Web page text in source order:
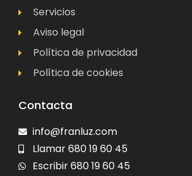
Servicios
Aviso legal
Política de privacidad
Política de cookies
Contacta
info@franluz.com
Llamar 680 19 60 45
Escribir 680 19 60 45